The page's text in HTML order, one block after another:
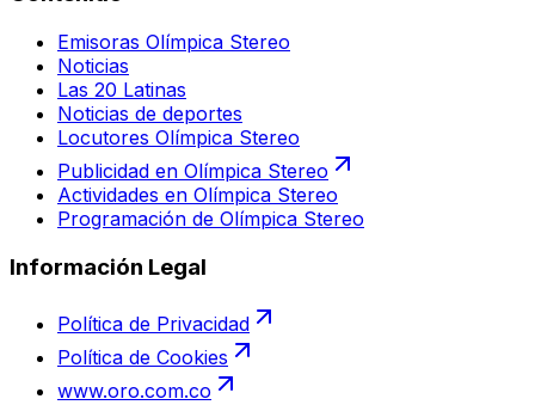
Emisoras Olímpica Stereo
Noticias
Las 20 Latinas
Noticias de deportes
Locutores Olímpica Stereo
Publicidad en Olímpica Stereo
Actividades en Olímpica Stereo
Programación de Olímpica Stereo
Información Legal
Política de Privacidad
Política de Cookies
www.oro.com.co